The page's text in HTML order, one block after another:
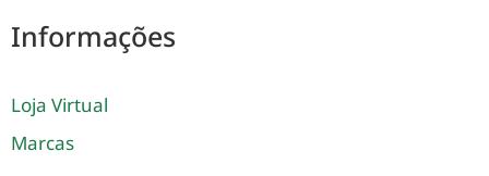
Informações
Loja Virtual
Marcas